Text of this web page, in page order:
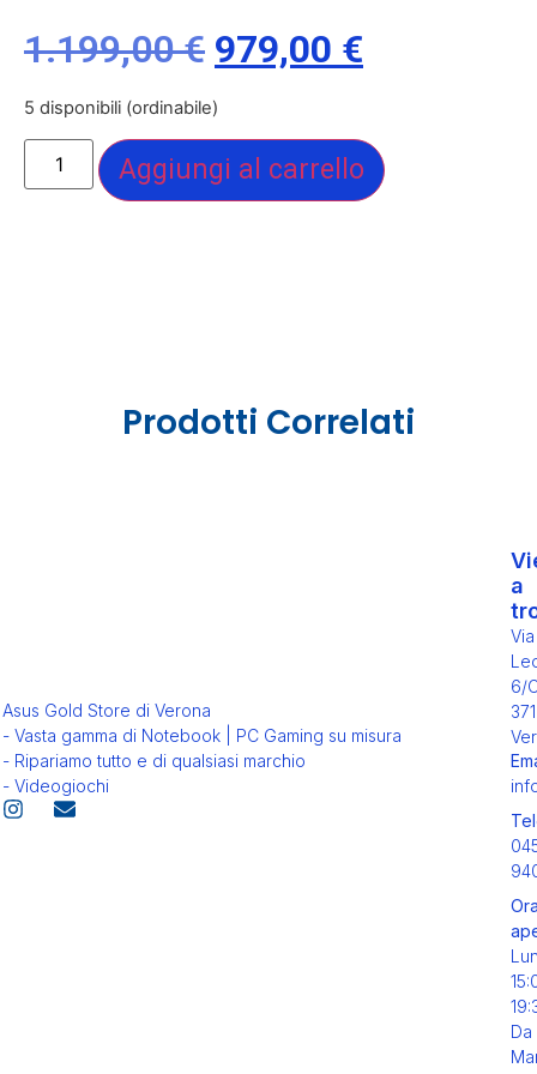
1.199,00€ 979,00 €
5 disponibili (ordinabile)
Aggiungi al carrello
Prodotti Correlati
Asus Gold Store di Verona
- Vasta gamma di Notebook | PC Gaming su misura
- Ripariamo tutto e di qualsiasi marchio
- Videogiochi
a
Via
6/
Da